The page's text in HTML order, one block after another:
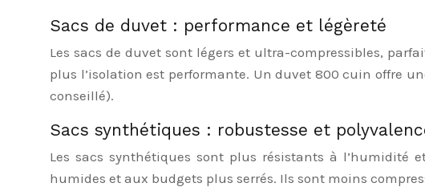
Sacs de duvet : performance et légèreté
Les sacs de duvet sont légers et ultra-compressibles,
plus l’isolation est performante. Un duvet 800 cuin offre
conseillé).
Sacs synthétiques : robustesse et
Les sacs synthétiques sont plus résistants à l’humidité
humides et aux budgets plus serrés. Ils sont moins